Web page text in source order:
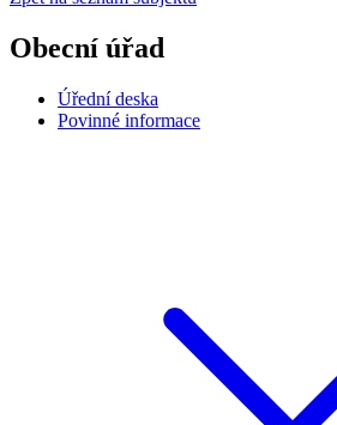
Obecní úřad
Úřední deska
Povinné informace